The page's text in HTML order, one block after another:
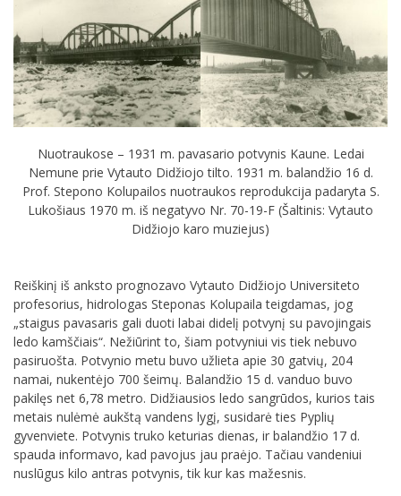
Nuotraukose – 1931 m. pavasario potvynis Kaune. Ledai
Nemune prie Vytauto Didžiojo tilto. 1931 m. balandžio 16 d.
Prof. Stepono Kolupailos nuotraukos reprodukcija padaryta S.
Lukošiaus 1970 m. iš negatyvo Nr. 70-19-F (Šaltinis: Vytauto
Didžiojo karo muziejus)
Reiškinį iš anksto prognozavo Vytauto Didžiojo Universiteto
profesorius, hidrologas Steponas Kolupaila teigdamas, jog
„staigus pavasaris gali duoti labai didelį potvynį su pavojingais
ledo kamščiais“. Nežiūrint to, šiam potvyniui vis tiek nebuvo
pasiruošta. Potvynio metu buvo užlieta apie 30 gatvių, 204
namai, nukentėjo 700 šeimų. Balandžio 15 d. vanduo buvo
pakilęs net 6,78 metro. Didžiausios ledo sangrūdos, kurios tais
metais nulėmė aukštą vandens lygį, susidarė ties Pyplių
gyvenviete. Potvynis truko keturias dienas, ir balandžio 17 d.
spauda informavo, kad pavojus jau praėjo. Tačiau vandeniui
nuslūgus kilo antras potvynis, tik kur kas mažesnis.